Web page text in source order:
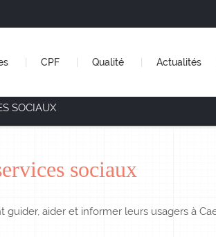
CPF Qualité Actualités
SOCIAUX
sociaux
guider, aider et informer leurs usagers à